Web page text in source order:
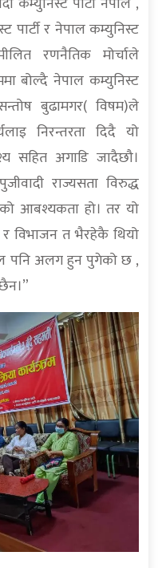
पार्टी र नेपाल कम्युनिस्ट
रणनैतिक मोर्चाले
बोल्दै नेपाल कम्युनिस्ट
बुढामगर( विषम)ले
निरन्तरता दिदै यो
सहित अगाडि जादैछौ।
राज्यसता विरुद्ध
आबश्यकता हो। तर यो
र विभाजन त भैरहेकै थियो
पनि अलग हुन पुगेको छ ,